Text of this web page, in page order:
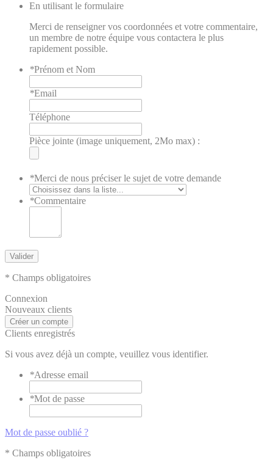
En utilisant le formulaire
Merci de renseigner vos coordonnées et votre commentaire,
un membre de notre équipe vous contactera le plus
rapidement possible.
*Prénom et Nom
*Email
Téléphone
Pièce jointe (image uniquement, 2Mo max) :
*Merci de nous préciser le sujet de votre demande
*Commentaire
Valider
* Champs obligatoires
Connexion
Nouveaux clients
Créer un compte
Clients enregistrés
Si vous avez déjà un compte, veuillez vous identifier.
*Adresse email
*Mot de passe
Mot de passe oublié ?
* Champs obligatoires